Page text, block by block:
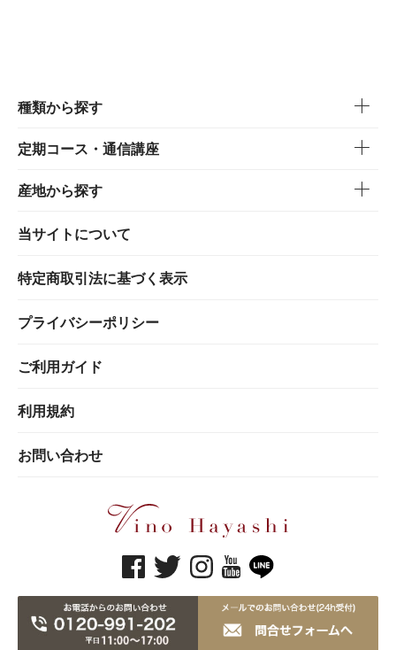
種類から探す
定期コース・通信講座
産地から探す
当サイトについて
特定商取引法に基づく表示
プライバシーポリシー
ご利用ガイド
利用規約
お問い合わせ